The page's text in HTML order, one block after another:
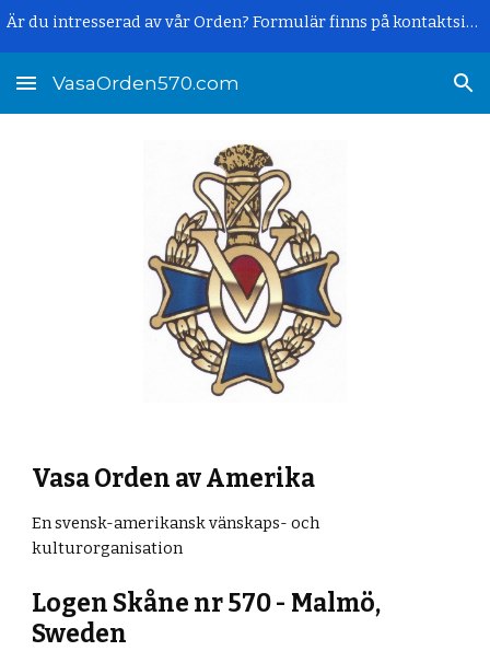
Är du intresserad av vår Orden? Formulär finns på kontaktsidan.
VasaOrden570.com
Vasa Orden av Amerika
En svensk-amerikansk vänskaps- och
kulturorganisation
Logen Skåne nr 570 - Malmö,
Sweden